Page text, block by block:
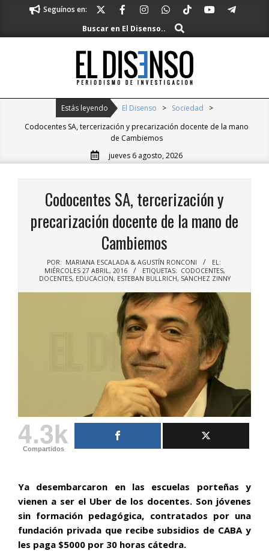
content
Seguínos en:
Buscar en El Disenso..
Buscar
El
Disenso
Estás leyendo El Disenso > Sociedad
>
Codocentes SA, tercerización y precarización docente de la mano
de Cambiemos
jueves 6 agosto, 2026
Codocentes SA, tercerización y
precarización docente de la mano de
Cambiemos
POR: MARIANA ESCALADA & AGUSTÍN RONCONI
EL:
MIÉRCOLES 27 ABRIL, 2016
ETIQUETAS: CODOCENTES,
DOCENTES, EDUCACION, ESTEBAN BULLRICH, SANCHEZ ZINNY
4.3k
Compartidos
Ya desembarcaron en las escuelas porteñas y
vienen a ser el Uber de los docentes. Son jóvenes
sin formación pedagógica, contratados por una
fundación privada que recibe subsidios de CABA y
les paga $5000 por 30 horas cátedra.